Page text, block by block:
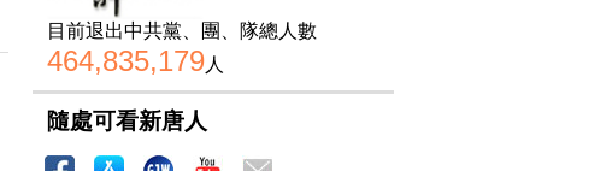
目前退出中共黨、團、隊總人數
464,835,179人
隨處可看新唐人